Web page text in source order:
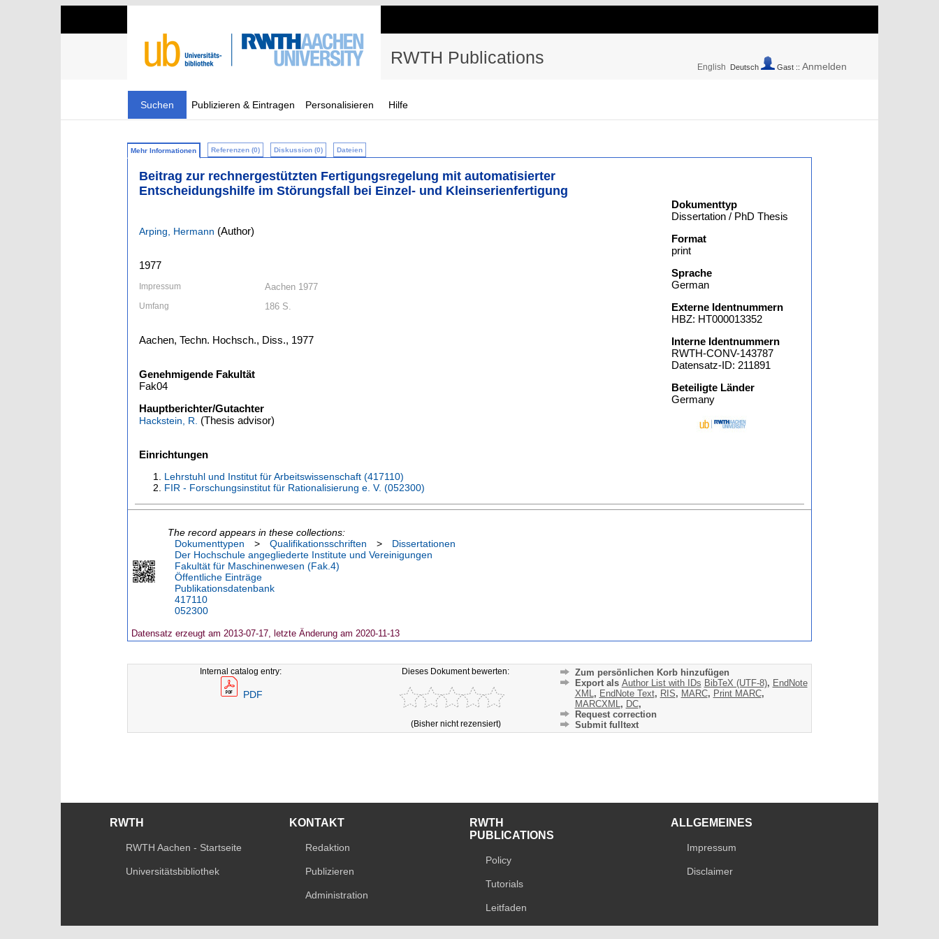
RWTH Publications English Deutsch Gast :: Anmelden
Suchen Publizieren & Eintragen Personalisieren Hilfe
Mehr Informationen Referenzen (0) Diskussion (0) Dateien
Beitrag zur rechnergestützten Fertigungsregelung mit automatisierter
Entscheidungshilfe im Störungsfall bei Einzel- und Kleinserienfertigung
Arping, Hermann (Author)
1977
Impressum Aachen 1977
Umfang 186 S.
Aachen, Techn. Hochsch., Diss., 1977
Genehmigende Fakultät
Fak04
Hauptberichter/Gutachter
Hackstein, R. (Thesis advisor)
Einrichtungen
Lehrstuhl und Institut für Arbeitswissenschaft (417110)
FIR - Forschungsinstitut für Rationalisierung e. V. (052300)
Dokumenttyp
Dissertation / PhD Thesis
Format
print
Sprache
German
Externe Identnummern
HBZ: HT000013352
Interne Identnummern
RWTH-CONV-143787
Datensatz-ID: 211891
Beteiligte Länder
Germany
The record appears in these collections:
Dokumenttypen
> Qualifikationsschriften >
Dissertationen
Der Hochschule angegliederte Institute und Vereinigungen
Fakultät für Maschinenwesen (Fak.4)
Öffentliche Einträge
Publikationsdatenbank
417110
052300
Datensatz erzeugt am 2013-07-17, letzte Änderung am 2020-11-13
Internal catalog entry:
PDF
Dieses Dokument bewerten:
(Bisher nicht rezensiert)
Zum persönlichen Korb hinzufügen
Export als Author List with IDs BibTeX (UTF-8), EndNote
XML , EndNote Text, RIS, MARC, Print MARC,
MARCXML , DC,
Request correction
Submit fulltext
RWTH
RWTH Aachen - Startseite
Universitätsbibliothek
KONTAKT
Redaktion
Publizieren
Administration
RWTH
PUBLICATIONS
Policy
Tutorials
Leitfaden
ALLGEMEINES
Impressum
Disclaimer